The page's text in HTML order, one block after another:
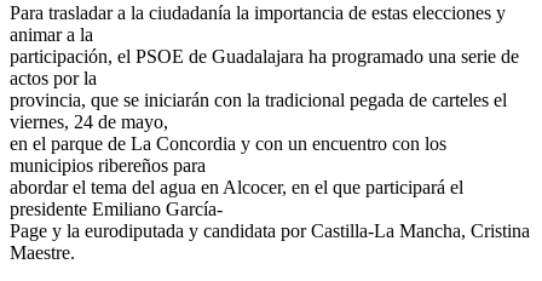
Para trasladar a la ciudadanía la importancia de estas elecciones y
animar a la
participación, el PSOE de Guadalajara ha programado una serie de
actos por la
provincia, que se iniciarán con la tradicional pegada de carteles el
viernes, 24 de mayo,
en el parque de La Concordia y con un encuentro con los
municipios ribereños para
abordar el tema del agua en Alcocer, en el que participará el
presidente Emiliano García-
Page y la eurodiputada y candidata por Castilla-La Mancha, Cristina
Maestre.